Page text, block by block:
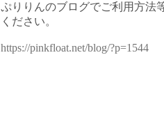
ぷりりんのブログでご利用方法
ください。
https://pinkfloat.net/blog/?p=1544